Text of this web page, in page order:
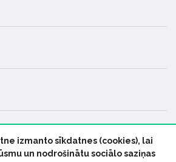
SŪTĪT
izmanto sīkdatnes (cookies), lai
un nodrošinātu sociālo saziņas